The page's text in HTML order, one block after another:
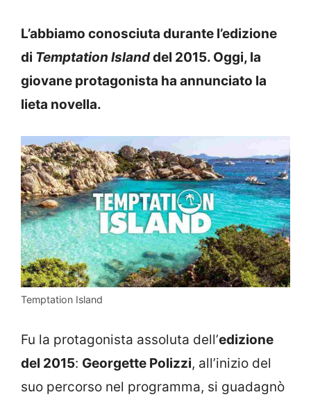
L’abbiamo conosciuta durante l’edizione
di Temptation Islanddel 2015. Oggi, la
giovane protagonista ha annunciato la
lieta novella.
Temptation Island
Fu la protagonista assoluta dell’edizione
del 2015: Georgette Polizzi, all’inizio del
suo percorso nel programma, si guadagnò